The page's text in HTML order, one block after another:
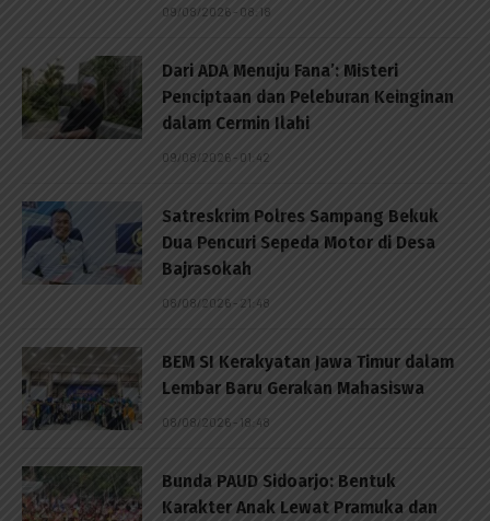
09/08/2026 - 08:18
Dari ADA Menuju Fana’: Misteri
Penciptaan dan Peleburan Keinginan
dalam Cermin Ilahi
09/08/2026 - 01:42
Satreskrim Polres Sampang Bekuk
Dua Pencuri Sepeda Motor di Desa
Bajrasokah
08/08/2026 - 21:48
BEM SI Kerakyatan Jawa Timur dalam
Lembar Baru Gerakan Mahasiswa
08/08/2026 - 18:48
Bunda PAUD Sidoarjo: Bentuk
Karakter Anak Lewat Pramuka dan